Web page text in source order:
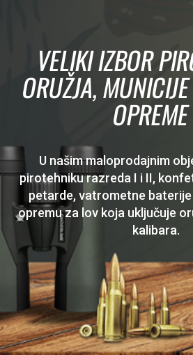
VELIKI IZBOR
ORUŽJA,
OPREME
U našim maloprodajnim
pirotehniku razreda I i II,
petarde, vatrometne
opremu za lov koja uključuje
kalibara.